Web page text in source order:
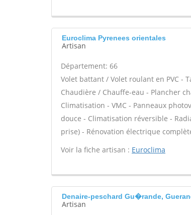
Euroclima Pyrenees orientales
Artisan
Département: 66
Volet battant / Volet roulant en PVC -
Chaudière / Chauffe-eau - Plancher
Climatisation - VMC - Panneaux
douce - Climatisation réversible -
prise) - Rénovation électrique
Voir la fiche artisan : Euroclima
Denaire-peschard Gu�rande,
Artisan